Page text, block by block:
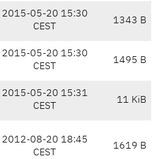
2015-05-20 15:30
CEST
1343 B
2015-05-20 15:30
CEST
1495 B
2015-05-20 15:31
CEST
11 KiB
2012-08-20 18:45
CEST
1619 B